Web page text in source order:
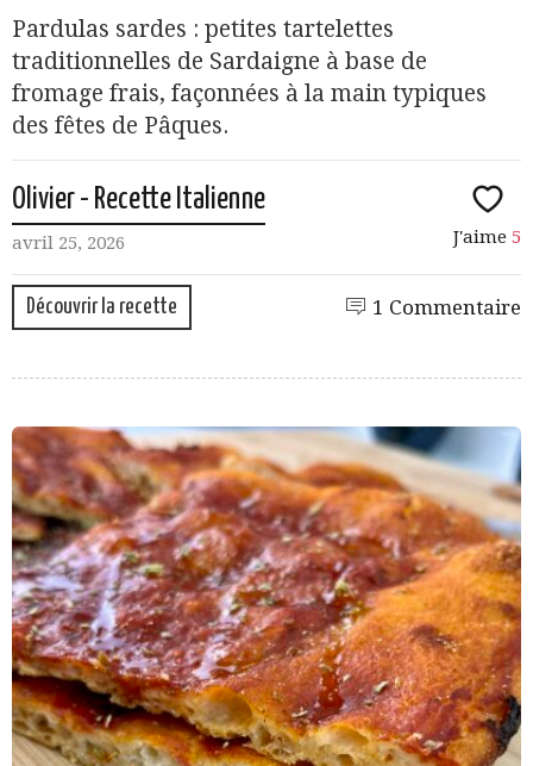
Pardulas sardes : petites tartelettes
traditionnelles de Sardaigne à base de
fromage frais, façonnées à la main typiques
des fêtes de Pâques.
Olivier - Recette Italienne
avril 25, 2026 J'aime 5
Découvrir la recette 1 Commentaire